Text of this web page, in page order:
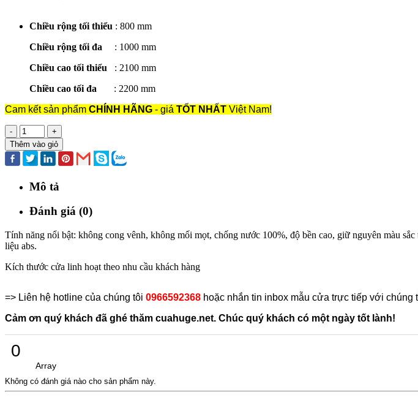
Chiều rộng tối thiểu : 800 mm
Chiều rộng tối đa : 1000 mm
Chiều cao tối thiểu : 2100 mm
Chiều cao tối đa : 2200 mm
Cam kết sản phẩm CHÍNH HÃNG - giá TỐT NHẤT Việt Nam!
-
+
Thêm vào giỏ
Mô tả
Đánh giá (0)
Tính năng nổi bật: không cong vênh, không mối mọt, chống nước 100%, độ bền cao, giữ nguyên màu
liệu abs.
Kích thước cửa linh hoạt theo nhu cầu khách hàng
=> Liên hệ hotline của chúng tôi 0966592368 hoặc nhắn tin inbox mẫu cửa trực tiếp với chúng
Cảm ơn quý khách đã ghé thăm cuahuge.net. Chúc quý khách có một ngày tốt lành!
0
Array
Không có đánh giá nào cho sản phẩm này.